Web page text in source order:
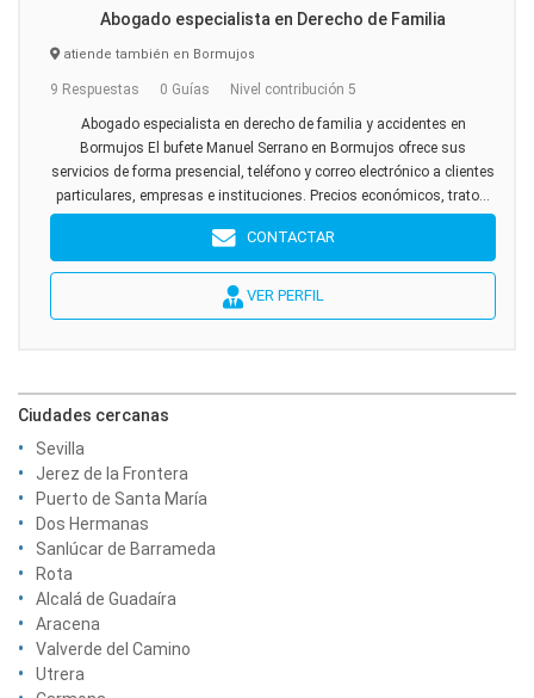
Abogado especialista en Derecho de Familia
atiende también en Bormujos
9 Respuestas 0 Guías Nivel contribución 5
Abogado especialista en derecho de familia y accidentes en
Bormujos El bufete Manuel Serrano en Bormujos ofrece sus
servicios de forma presencial, teléfono y correo electrónico a clientes
particulares, empresas e instituciones. Precios económicos, trato...
CONTACTAR
VER PERFIL
Ciudades cercanas
Sevilla
Jerez de la Frontera
Puerto de Santa María
Dos Hermanas
Sanlúcar de Barrameda
Rota
Alcalá de Guadaíra
Aracena
Valverde del Camino
Utrera